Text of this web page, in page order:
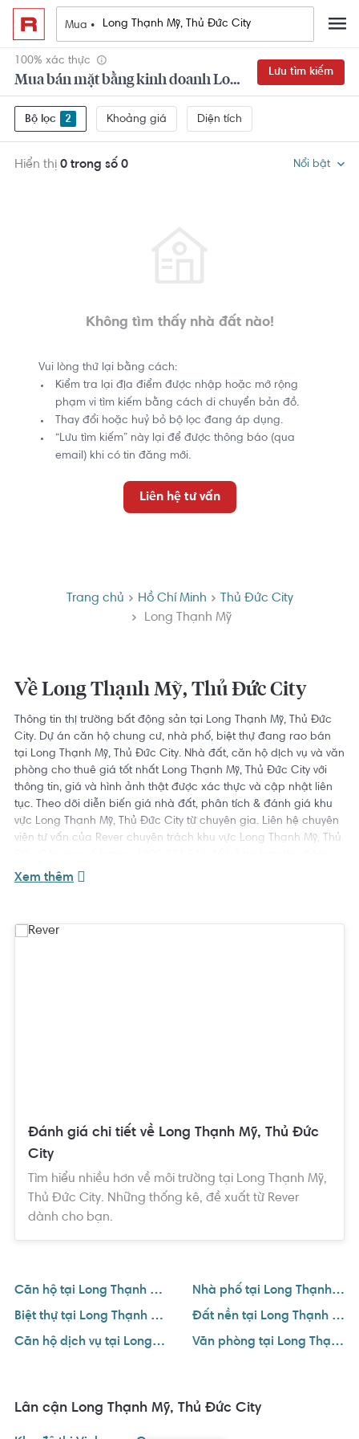
Mua •
100% xác thực
Mua bán mặt bằng kinh doanh Long Thạnh Mỹ, Thủ Đức City 6+ phòng ngủ
Lưu tìm kiếm
Bộ lọc 2 Khoảng giá Diện tích
Hiển thị 0 trong số 0 Nổi bật
Không tìm thấy nhà đất nào!
Vui lòng thử lại bằng cách:
Kiểm tra lại địa điểm được nhập hoặc mở rộng
phạm vi tìm kiếm bằng cách di chuyển bản đồ.
Thay đổi hoặc huỷ bỏ bộ lọc đang áp dụng.
“Lưu tìm kiếm” này lại để được thông báo (qua
email) khi có tin đăng mới.
Liên hệ tư vấn
Trang chủ Hồ Chí Minh
Thủ Đức City
Long Thạnh Mỹ
Về Long Thạnh Mỹ, Thủ Đức City
Thông tin thị trường bất động sản tại Long Thạnh Mỹ, Thủ Đức
City. Dự án căn hộ chung cư, nhà phố, biệt thự đang rao bán
tại Long Thạnh Mỹ, Thủ Đức City. Nhà đất, căn hộ dịch vụ và văn
phòng cho thuê giá tốt nhất Long Thạnh Mỹ, Thủ Đức City với
thông tin, giá và hình ảnh thật được xác thực và cập nhật liên
tục. Theo dõi diễn biến giá nhà đất, phân tích & đánh giá khu
vực Long Thạnh Mỹ, Thủ Đức City từ chuyên gia. Liên hệ chuyên
viên tư vấn của Rever chuyên trách khu vực Long Thạnh Mỹ, Thủ
ngôi nhà ưng ý với giá tốt nhất.
Xem thêm
Đánh giá chi tiết về Long Thạnh Mỹ, Thủ Đức
City
Tìm hiểu nhiều hơn về môi trường tại Long Thạnh Mỹ,
Thủ Đức City. Những thống kê, đề xuất từ Rever
dành cho bạn.
Căn hộ tại Long Thạnh Mỹ, Thủ Đức City
Nhà phố tại Long Thạnh Mỹ, Thủ Đức City
Biệt thự tại Long Thạnh Mỹ, Thủ Đức City
Đất nền tại Long Thạnh Mỹ, Thủ Đức City
Căn hộ dịch vụ tại Long Thạnh Mỹ, Thủ Đức City
Văn phòng tại Long Thạnh Mỹ, Thủ Đức City
Lân cận Long Thạnh Mỹ, Thủ Đức City